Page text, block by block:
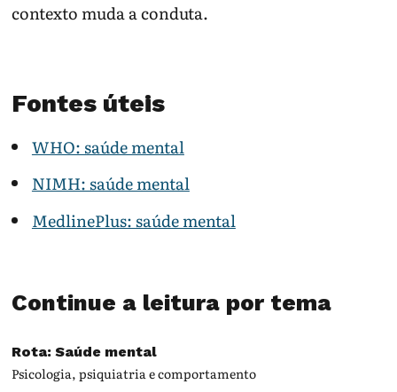
contexto muda a conduta.
Fontes úteis
WHO: saúde mental
NIMH: saúde mental
MedlinePlus: saúde mental
Continue a leitura por tema
Rota: Saúde mental
Psicologia, psiquiatria e comportamento